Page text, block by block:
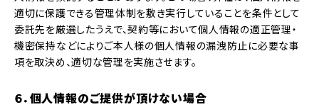
適切に保護できる管理体制を敷き実行していることを条件として
委託先を厳選したうえで、契約等において個人情報の適正管理・
機密保持などによりご本人様の個人情報の漏洩防止に必要な事
項を取決め、適切な管理を実施させます。
６．個人情報のご提供が頂けない場合